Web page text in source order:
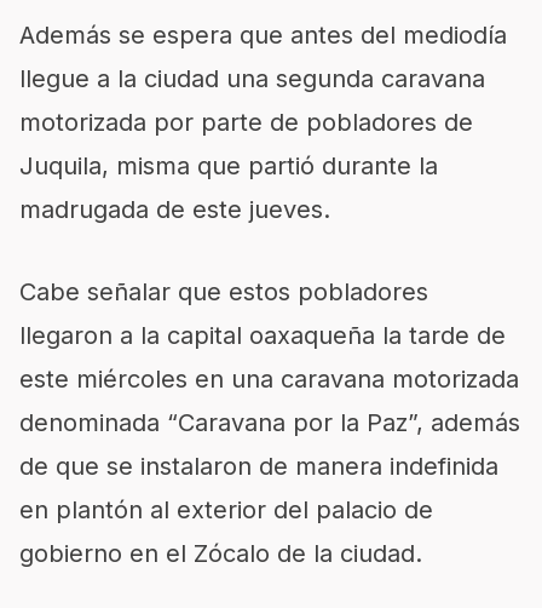
Además se espera que antes del mediodía
llegue a la ciudad una segunda caravana
motorizada por parte de pobladores de
Juquila, misma que partió durante la
madrugada de este jueves.
Cabe señalar que estos pobladores
llegaron a la capital oaxaqueña la tarde de
este miércoles en una caravana motorizada
denominada “Caravana por la Paz”, además
de que se instalaron de manera indefinida
en plantón al exterior del palacio de
gobierno en el Zócalo de la ciudad.